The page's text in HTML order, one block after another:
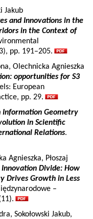
Jakub
and Innovations in the
in the Context of
pp. 191–205.
Olechnicka Agnieszka
opportunities for S3
European
pp. 29.
Information Geometry
in Scientific
Relations.
Agnieszka, Płoszaj
Innovation Divide: How
Drives Growth in Less
–
Sokołowski Jakub,